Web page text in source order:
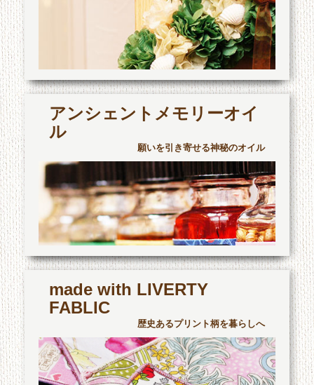
アンシェントメモリーオイ
ル
願いを引き寄せる神秘のオイル
made with LIVERTY
FABLIC
歴史あるプリント柄を暮らしへ